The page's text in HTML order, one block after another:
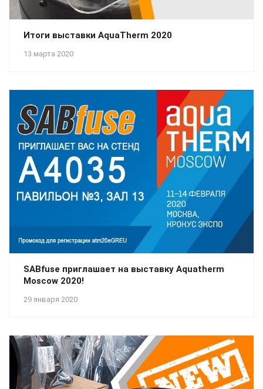
13 марта 2020
Итоги выставки AquaTherm 2020
29 января 2020
SABfuse приглашает на выставку Aquatherm
Moscow 2020!